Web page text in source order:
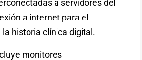
a servidores del
a internet para el
historia clínica digital.
monitores